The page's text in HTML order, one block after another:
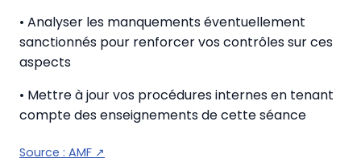
• Analyser les manquements éventuellement
sanctionnés pour renforcer vos contrôles sur ces
aspects
• Mettre à jour vos procédures internes en tenant
compte des enseignements de cette séance
Source : AMF ↗